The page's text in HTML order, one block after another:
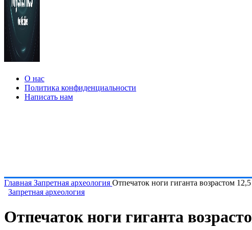
О нас
Политика конфиденциальности
Написать нам
Главная Запретная археология Отпечаток ноги гиганта возрастом
Запретная археология
Отпечаток ноги гиганта